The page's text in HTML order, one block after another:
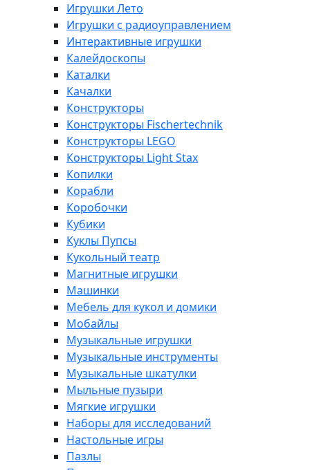
Игрушки Лето
Игрушки с радиоуправлением
Интерактивные игрушки
Калейдоскопы
Каталки
Качалки
Конструкторы
Конструкторы Fisсhertechnik
Конструкторы LEGO
Конструкторы Light Stax
Копилки
Корабли
Коробочки
Кубики
Куклы Пупсы
Кукольный театр
Магнитные игрушки
Машинки
Мебель для кукол и домики
Мобайлы
Музыкальные игрушки
Музыкальные инструменты
Музыкальные шкатулки
Мыльные пузыри
Мягкие игрушки
Наборы для исследований
Настольные игры
Пазлы